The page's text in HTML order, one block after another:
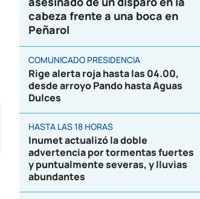
cabeza frente a una boca en
Peñarol
COMUNICADO PRESIDENCIA
Rige alerta roja hasta las 04.00,
desde arroyo Pando hasta Aguas
Dulces
HASTA LAS 18 HORAS
Inumet actualizó la doble
advertencia por tormentas fuertes
y puntualmente severas, y lluvias
abundantes